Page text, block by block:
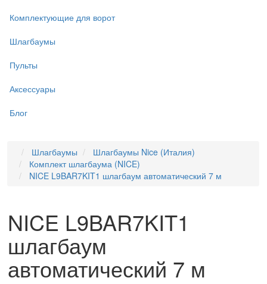
Комплектующие для ворот
Шлагбаумы
Пульты
Аксессуары
Блог
Шлагбаумы
Шлагбаумы Nice (Италия)
Комплект шлагбаума (NICE)
NICE L9BAR7KIT1 шлагбаум автоматический 7 м
NICE L9BAR7KIT1
шлагбаум
автоматический 7 м